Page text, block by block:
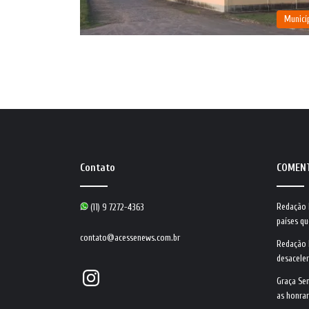
Contato
(11) 9 7272-4363
contato@acessenews.com.br
Instagram
Redação
países
Redação
Graça
as